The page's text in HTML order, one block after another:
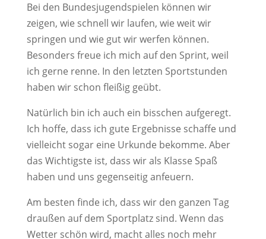
Bei den Bundesjugendspielen können wir
zeigen, wie schnell wir laufen, wie weit wir
springen und wie gut wir werfen können.
Besonders freue ich mich auf den Sprint, weil
ich gerne renne. In den letzten Sportstunden
haben wir schon fleißig geübt.
Natürlich bin ich auch ein bisschen aufgeregt.
Ich hoffe, dass ich gute Ergebnisse schaffe und
vielleicht sogar eine Urkunde bekomme. Aber
das Wichtigste ist, dass wir als Klasse Spaß
haben und uns gegenseitig anfeuern.
Am besten finde ich, dass wir den ganzen Tag
draußen auf dem Sportplatz sind. Wenn das
Wetter schön wird, macht alles noch mehr